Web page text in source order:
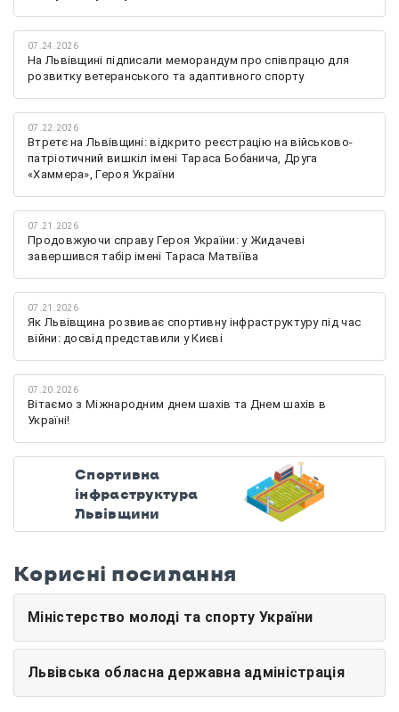
07.24.2026
На Львівщині підписали меморандум про співпрацю для
розвитку ветеранського та адаптивного спорту
07.22.2026
Втретє на Львівщині: відкрито реєстрацію на військово-
патріотичний вишкіл імені Тараса Бобанича, Друга
«Хаммера», Героя України
07.21.2026
Продовжуючи справу Героя України: у Жидачеві
завершився табір імені Тараса Матвіїва
07.21.2026
Як Львівщина розвиває спортивну інфраструктуру під час
війни: досвід представили у Києві
07.20.2026
Вітаємо з Міжнародним днем шахів та Днем шахів в
Україні!
Спортивна
інфраструктура
Львівщини
Корисні посилання
Міністерство молоді та спорту України
Львівська обласна державна адміністрація